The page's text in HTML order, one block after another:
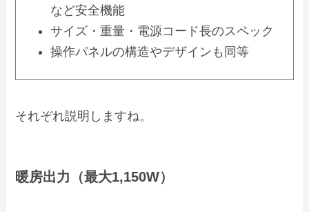
など安全機能
サイズ・重量・電源コード長のスペック
操作パネルの構造やデザインも同等
それぞれ説明しますね。
暖房出力（最大1,150W）